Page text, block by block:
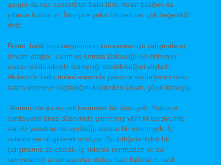
gargur da var. Lezzetli bir balık türü. Aslan balığını da
yıllarca konuştuk. İskorpite yakın bir tadı var çok beğenildi”
dedi.
Erkan, balık popülasyonunun korunması için çalışmaların
devam ettiğini, Tarım ve Orman Bakanlığı’nın önlemler
alarak sürdürülebilir balıkçılığı desteklediğini söyledi.
Akdeniz’in balık türleri arasında yalnızca sardalyanın biraz
alarm vermeye başladığını kaydeden Erkan, şöyle konuştu:
“Akdeniz’de şu an çok karamsar bir tablo yok. Yalnızca
sardalyada biraz düzeyinde gitmesine yönelik tavsiyemiz
var. Av yasaklarına uyulduğu sürece bir sıkıntı yok. İç
sularda ise su giderek azalıyor. Su kıtlığına ilişkin bir
çalışmamız da olacak. İç sularda ısınmadan ve su
seviyelerinin azalmasından dolayı bazı balıkların nesli